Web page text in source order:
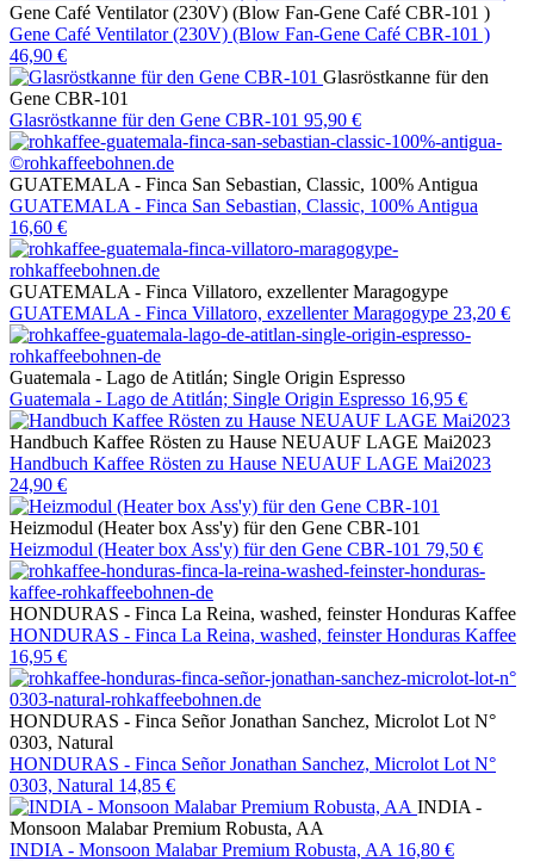
Gene Café Ventilator (230V) (Blow Fan-Gene Café CBR-101 )
Gene Café Ventilator (230V) (Blow Fan-Gene Café CBR-101 )
46,90 €
Glasröstkanne für den
Gene CBR-101
Glasröstkanne für den Gene CBR-101 95,90 €
GUATEMALA - Finca San Sebastian, Classic, 100% Antigua
GUATEMALA - Finca San Sebastian, Classic, 100% Antigua
16,60 €
GUATEMALA - Finca Villatoro, exzellenter Maragogype
GUATEMALA - Finca Villatoro, exzellenter Maragogype 23,20 €
Guatemala - Lago de Atitlán; Single Origin Espresso
Guatemala - Lago de Atitlán; Single Origin Espresso 16,95 €
Handbuch Kaffee Rösten zu Hause NEUAUF LAGE Mai2023
Handbuch Kaffee Rösten zu Hause NEUAUF LAGE Mai2023
24,90 €
Heizmodul (Heater box Ass'y) für den Gene CBR-101
Heizmodul (Heater box Ass'y) für den Gene CBR-101 79,50 €
HONDURAS - Finca La Reina, washed, feinster Honduras Kaffee
HONDURAS - Finca La Reina, washed, feinster Honduras Kaffee
16,95 €
HONDURAS - Finca Señor Jonathan Sanchez, Microlot Lot N°
0303, Natural
HONDURAS - Finca Señor Jonathan Sanchez, Microlot Lot N°
0303, Natural 14,85 €
INDIA -
Monsoon Malabar Premium Robusta, AA
INDIA - Monsoon Malabar Premium Robusta, AA 16,80 €